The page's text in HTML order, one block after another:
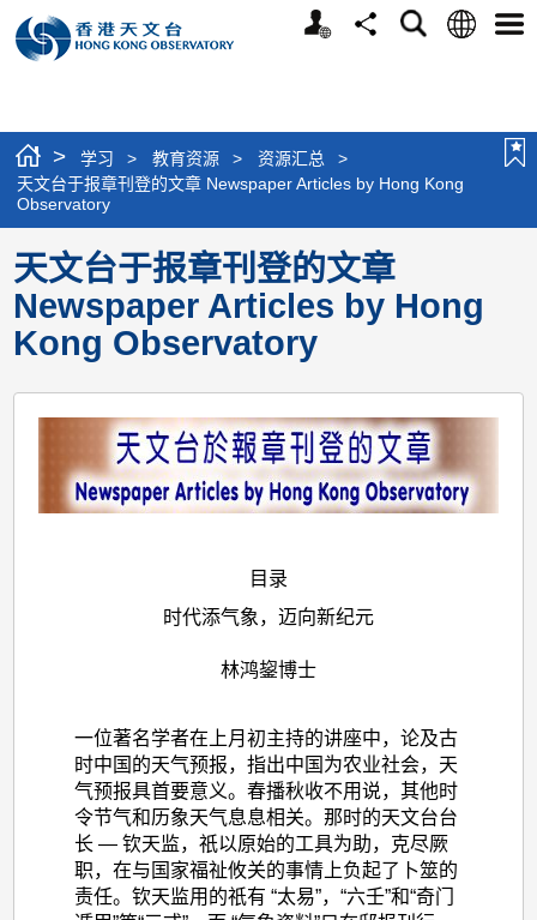
个
分
搜
语
选
> 学习 > 教育资源 > 资源汇总
>
天文台于报章刊登的文章 Newspaper Articles by Hong Kong
Observatory
天文台于报章刊登的文章
Newspaper Articles by Hong
Kong Observatory
目录
时代添气象，迈向新纪元
林鸿鋆博士
一位著名学者在上月初主持的讲座中，论及古
时中国的天气预报，指出中国为农业社会，天
气预报具首要意义。春播秋收不用说，其他时
令节气和历象天气息息相关。那时的天文台台
长 — 钦天监，祇以原始的工具为助，克尽厥
职，在与国家福祉攸关的事情上负起了卜筮的
责任。钦天监用的祇有 “太易”，“六壬”和“奇门